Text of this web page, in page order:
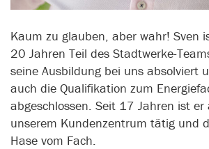
Kaum zu glauben, aber wahr! Sven
20 Jahren Teil des Stadtwerke-
seine Ausbildung bei uns absolviert
auch die Qualifikation zum
abgeschlossen. Seit 17 Jahren ist er
unserem Kundenzentrum tätig und
Hase vom Fach.